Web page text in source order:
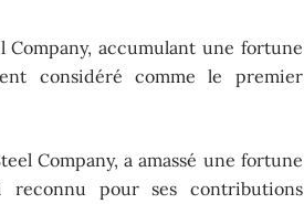
accumulant une fortune
considéré comme le premier
Company, a amassé une fortune
pour ses contributions